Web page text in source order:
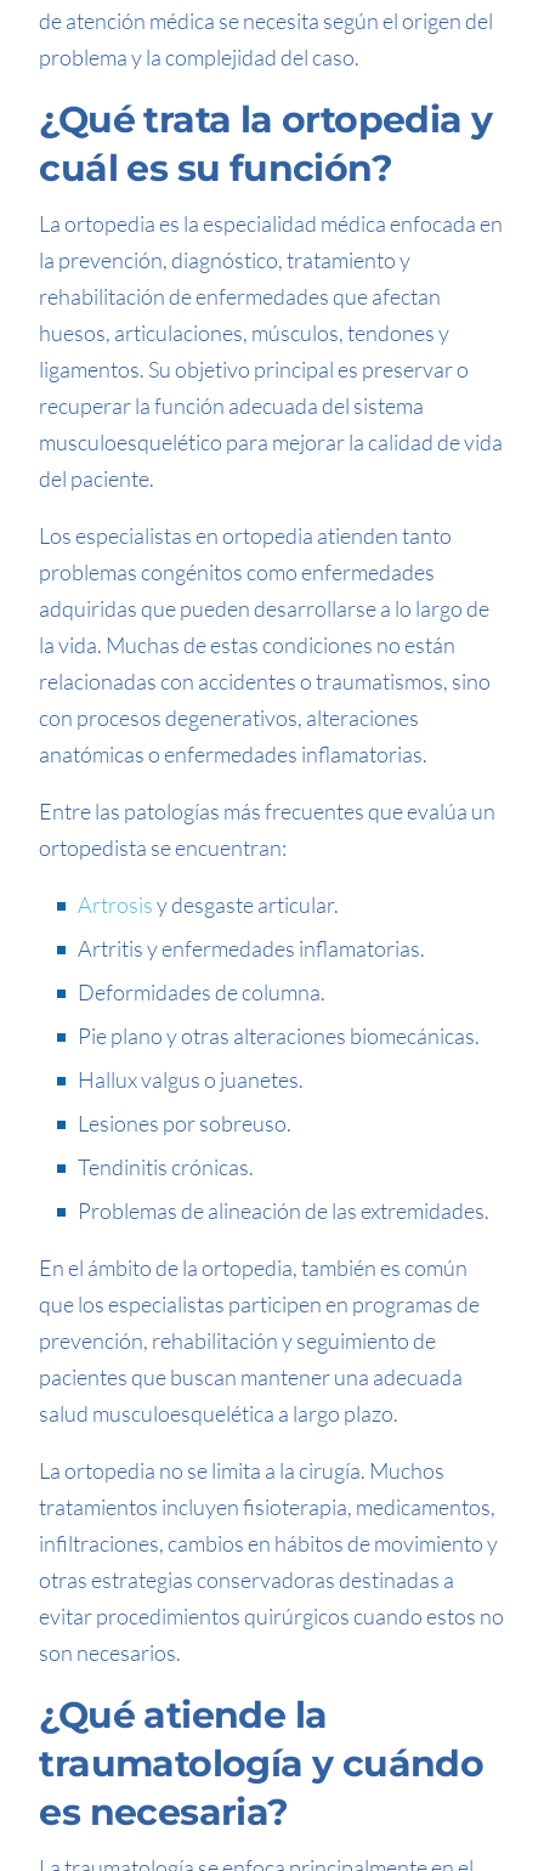
de atención médica se necesita según el origen del
problema y la complejidad del caso.
¿Qué trata la ortopedia y
cuál es su función?
La ortopedia es la especialidad médica enfocada en
la prevención, diagnóstico, tratamiento y
rehabilitación de enfermedades que afectan
huesos, articulaciones, músculos, tendones y
ligamentos. Su objetivo principal es preservar o
recuperar la función adecuada del sistema
musculoesquelético para mejorar la calidad de vida
del paciente.
Los especialistas en ortopedia atienden tanto
problemas congénitos como enfermedades
adquiridas que pueden desarrollarse a lo largo de
la vida. Muchas de estas condiciones no están
relacionadas con accidentes o traumatismos, sino
con procesos degenerativos, alteraciones
anatómicas o enfermedades inflamatorias.
Entre las patologías más frecuentes que evalúa un
ortopedista se encuentran:
Artrosisy desgaste articular.
Artritis y enfermedades inflamatorias.
Deformidades de columna.
Pie plano y otras alteraciones biomecánicas.
Hallux valgus o juanetes.
Lesiones por sobreuso.
Tendinitis crónicas.
Problemas de alineación de las extremidades.
En el ámbito de la ortopedia, también es común
que los especialistas participen en programas de
prevención, rehabilitación y seguimiento de
pacientes que buscan mantener una adecuada
salud musculoesquelética a largo plazo.
La ortopedia no se limita a la cirugía. Muchos
tratamientos incluyen fisioterapia, medicamentos,
infiltraciones, cambios en hábitos de movimiento y
otras estrategias conservadoras destinadas a
evitar procedimientos quirúrgicos cuando estos no
son necesarios.
¿Qué atiende la
traumatología y cuándo
es necesaria?